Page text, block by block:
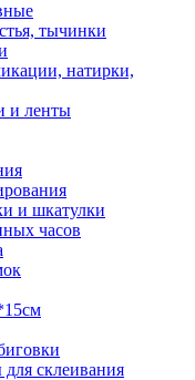
тычинки
натирки,
и ленты
и шкатулки
часов
склеивания